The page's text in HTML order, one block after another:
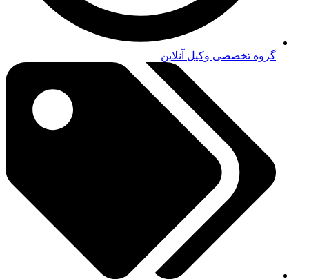
گروه تخصصی وکیل آنلاین